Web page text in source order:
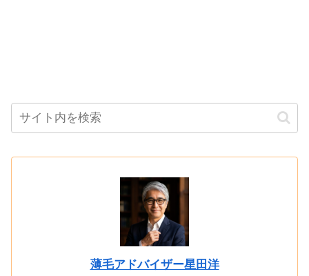
薄毛アドバイザー星田洋